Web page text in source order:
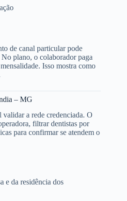
de canal particular pode
plano, o colaborador paga
Isso mostra como
– MG
validar a rede credenciada. O
filtrar dentistas por
para confirmar se atendem o
e da residência dos